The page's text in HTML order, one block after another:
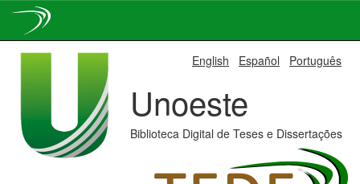
English Español Português
Unoeste
Biblioteca Digital de Teses e Dissertações